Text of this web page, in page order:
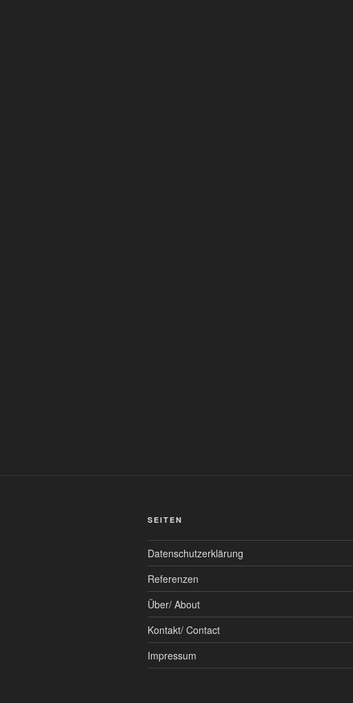
SEITEN
Datenschutzerklärung
Referenzen
Über/ About
Kontakt/ Contact
Impressum